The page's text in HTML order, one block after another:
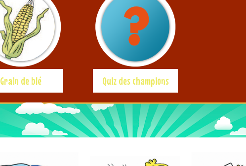
Grain de blé Quiz des champions